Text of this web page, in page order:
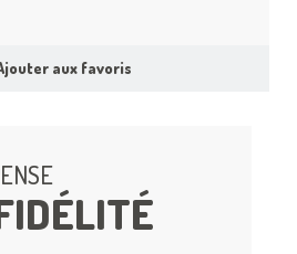
aux favoris